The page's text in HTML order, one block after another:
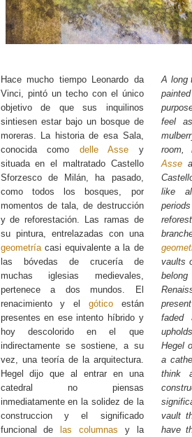
Hace mucho tiempo Leonardo da
Vinci, pintó un techo con el único
objetivo de que sus inquilinos
sintiesen estar bajo un bosque de
moreras. La historia de esa Sala,
conocida como delle Asse y
situada en el maltratado Castello
Sforzesco de Milán, ha pasado,
como todos los bosques, por
momentos de tala, de destrucción
y de reforestación. Las ramas de
su pintura, entrelazadas con una
geometríacasi equivalente a la de
las bóvedas de crucería de
muchas iglesias medievales,
pertenece a dos mundos. El
renacimiento y el góticoestán
presentes en ese intento híbrido y
hoy descolorido en el que
indirectamente se sostiene, a su
vez, una teoría de la arquitectura.
Hegel dijo que al entrar en una
catedral no piensas
inmediatamente en la solidez de la
construccion y el significado
funcional delas columnas y la
A long
feel
Asse
like
vaults
faded
Hegel
a
think
vault
have